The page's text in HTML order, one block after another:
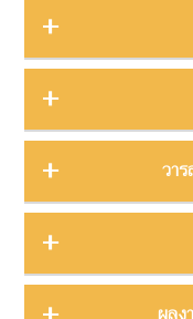
การนำเสนองานปร
ต้นฉบับ
บทความ
บทความในหนังสือ
บทคัดย่องานประชุม
โปสเตอร์งานประชุ
รายงาน
การจัดการความรู้
การจัดการพิพิธภัณฑ์
การศึกษาพิพิธภัณฑ์
ด้านสังคมศาสตร์
ทรัพยากรธรรมชาติ โล
ภาคกลาง
ภาคตะวันตก
ภาคตะวันออก
วา
Zootaxa
ผลงานภาษาต่างประเท